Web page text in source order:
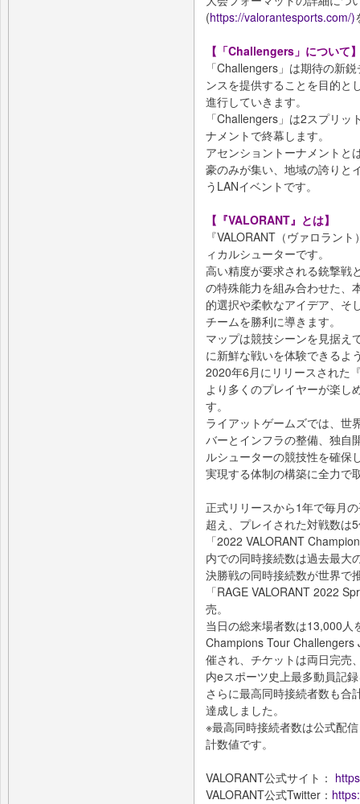
(https://valorantesports.com/)
【「Challengers」について
「Challengers」は期待の新
ンスを提供することを目的と
進行していきます。
「Challengers」は2スプリ
ナメントで終幕します。
アセンショントーナメントと
豪のみが集い、地域の誇りと
うLANイベントです。
【『VALORANT』とは】
『VALORANT（ヴァロラン
ィカルシューターです。
高い精度が要求される銃撃戦
の特殊能力を組み合わせた、
的選択や柔軟なアイデア、そ
チームを勝利に導きます。
マップは競技シーンを見据え
に新鮮な戦いを体験できるよ
2020年6月にリリースされた
より多くのプレイヤーが楽し
す。
ライアットゲームズでは、世
バーとインフラの整備、独自
ルシューターの競技性を確保
実現する体制の構築に全力で
正式リリースから1年で毎月
超え、プレイされた対戦数は
「2022 VALORANT
内での同時接続数は過去最大
決勝戦の同時接続数が世界で
「RAGE VALORANT 2022
売。
当日の総来場者数は13,000人
Champions Tour Challengers
催され、チケットは両日完売
内eスポーツ史上最多動員記
さらに最高同時接続者数も合
達成しました。
※最高同時接続者数は公式配
計数値です。
VALORANT公式サイト：
VALORANT公式Twitter：